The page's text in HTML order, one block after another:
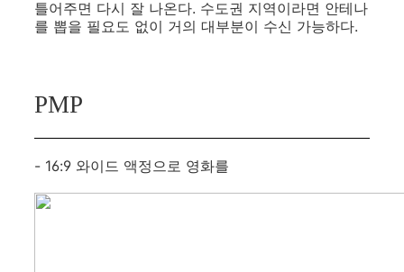
틀어주면 다시 잘 나온다. 수도권 지역이라면 안테나
를 뽑을 필요도 없이 거의 대부분이 수신 가능하다.
PMP
- 16:9 와이드 액정으로 영화를